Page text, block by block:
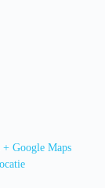
+ Google Maps